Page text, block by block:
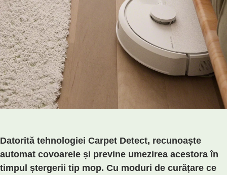
Datorită tehnologiei Carpet Detect, recunoaște
automat covoarele și previne umezirea acestora în
timpul ștergerii tip mop. Cu moduri de curățare ce